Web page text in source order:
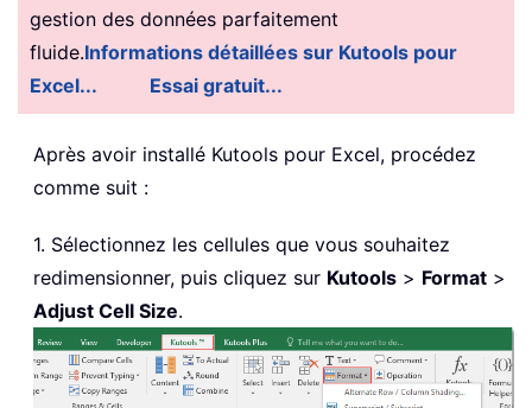
gestion des données parfaitement
fluide.Informations détaillées sur Kutools pour
Excel...
Essai gratuit...
Après avoir installé Kutools pour Excel, procédez
comme suit :
1. Sélectionnez les cellules que vous souhaitez
redimensionner, puis cliquez sur Kutools > Format >
Adjust Cell Size.